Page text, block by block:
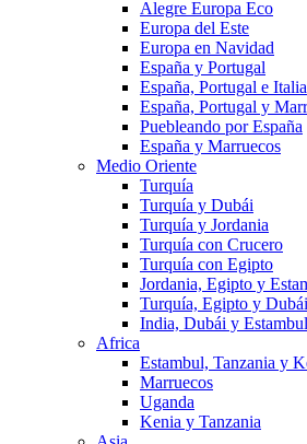
Alegre Europa Eco
Europa del Este
Europa en Navidad
España y Portugal
España, Portugal e Italia
España, Portugal y
Puebleando por España
España y Marruecos
Medio Oriente
Turquía
Turquía y Dubái
Turquía y Jordania
Turquía con Crucero
Turquía con Egipto
Jordania, Egipto y
Turquía, Egipto y Dubái
India, Dubái y Estambul
Africa
Estambul, Tanzania y
Marruecos
Uganda
Kenia y Tanzania